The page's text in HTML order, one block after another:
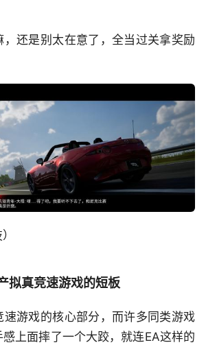
，还是别太在意了，全当过关拿奖励
拟真竞速游戏的短板
速游戏的核心部分，而许多同类游戏
上面摔了一个大跤，就连EA这样的